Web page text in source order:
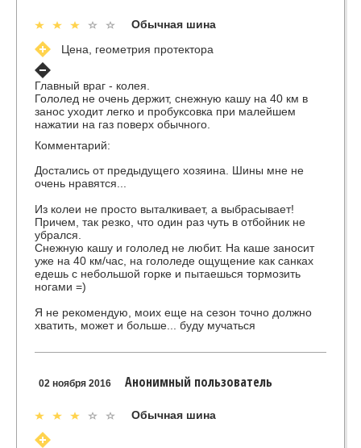
Обычная шина
Цена, геометрия протектора
Главный враг - колея.
Гололед не очень держит, снежную кашу на 40 км в
занос уходит легко и пробуксовка при малейшем
нажатии на газ поверх обычного.
Комментарий:
Достались от предыдущего хозяина. Шины мне не
очень нравятся...
Из колеи не просто выталкивает, а выбрасывает!
Причем, так резко, что один раз чуть в отбойник не
убрался.
Снежную кашу и гололед не любит. На каше заносит
уже на 40 км/час, на гололеде ощущение как санках
едешь с небольшой горке и пытаешься тормозить
ногами =)
Я не рекомендую, моих еще на сезон точно должно
хватить, может и больше... буду мучаться
02 ноября 2016 Анонимный пользователь
Обычная шина